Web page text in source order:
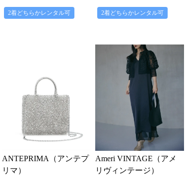
2着どちらかレンタル可 2着どちらかレンタル可
ANTEPRIMA（アンテプ
リマ）
Ameri VINTAGE（アメ
リヴィンテージ）